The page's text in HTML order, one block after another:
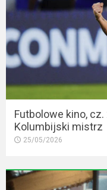
Futbolowe kino,
Kolumbijski mistrz
25/05/2026